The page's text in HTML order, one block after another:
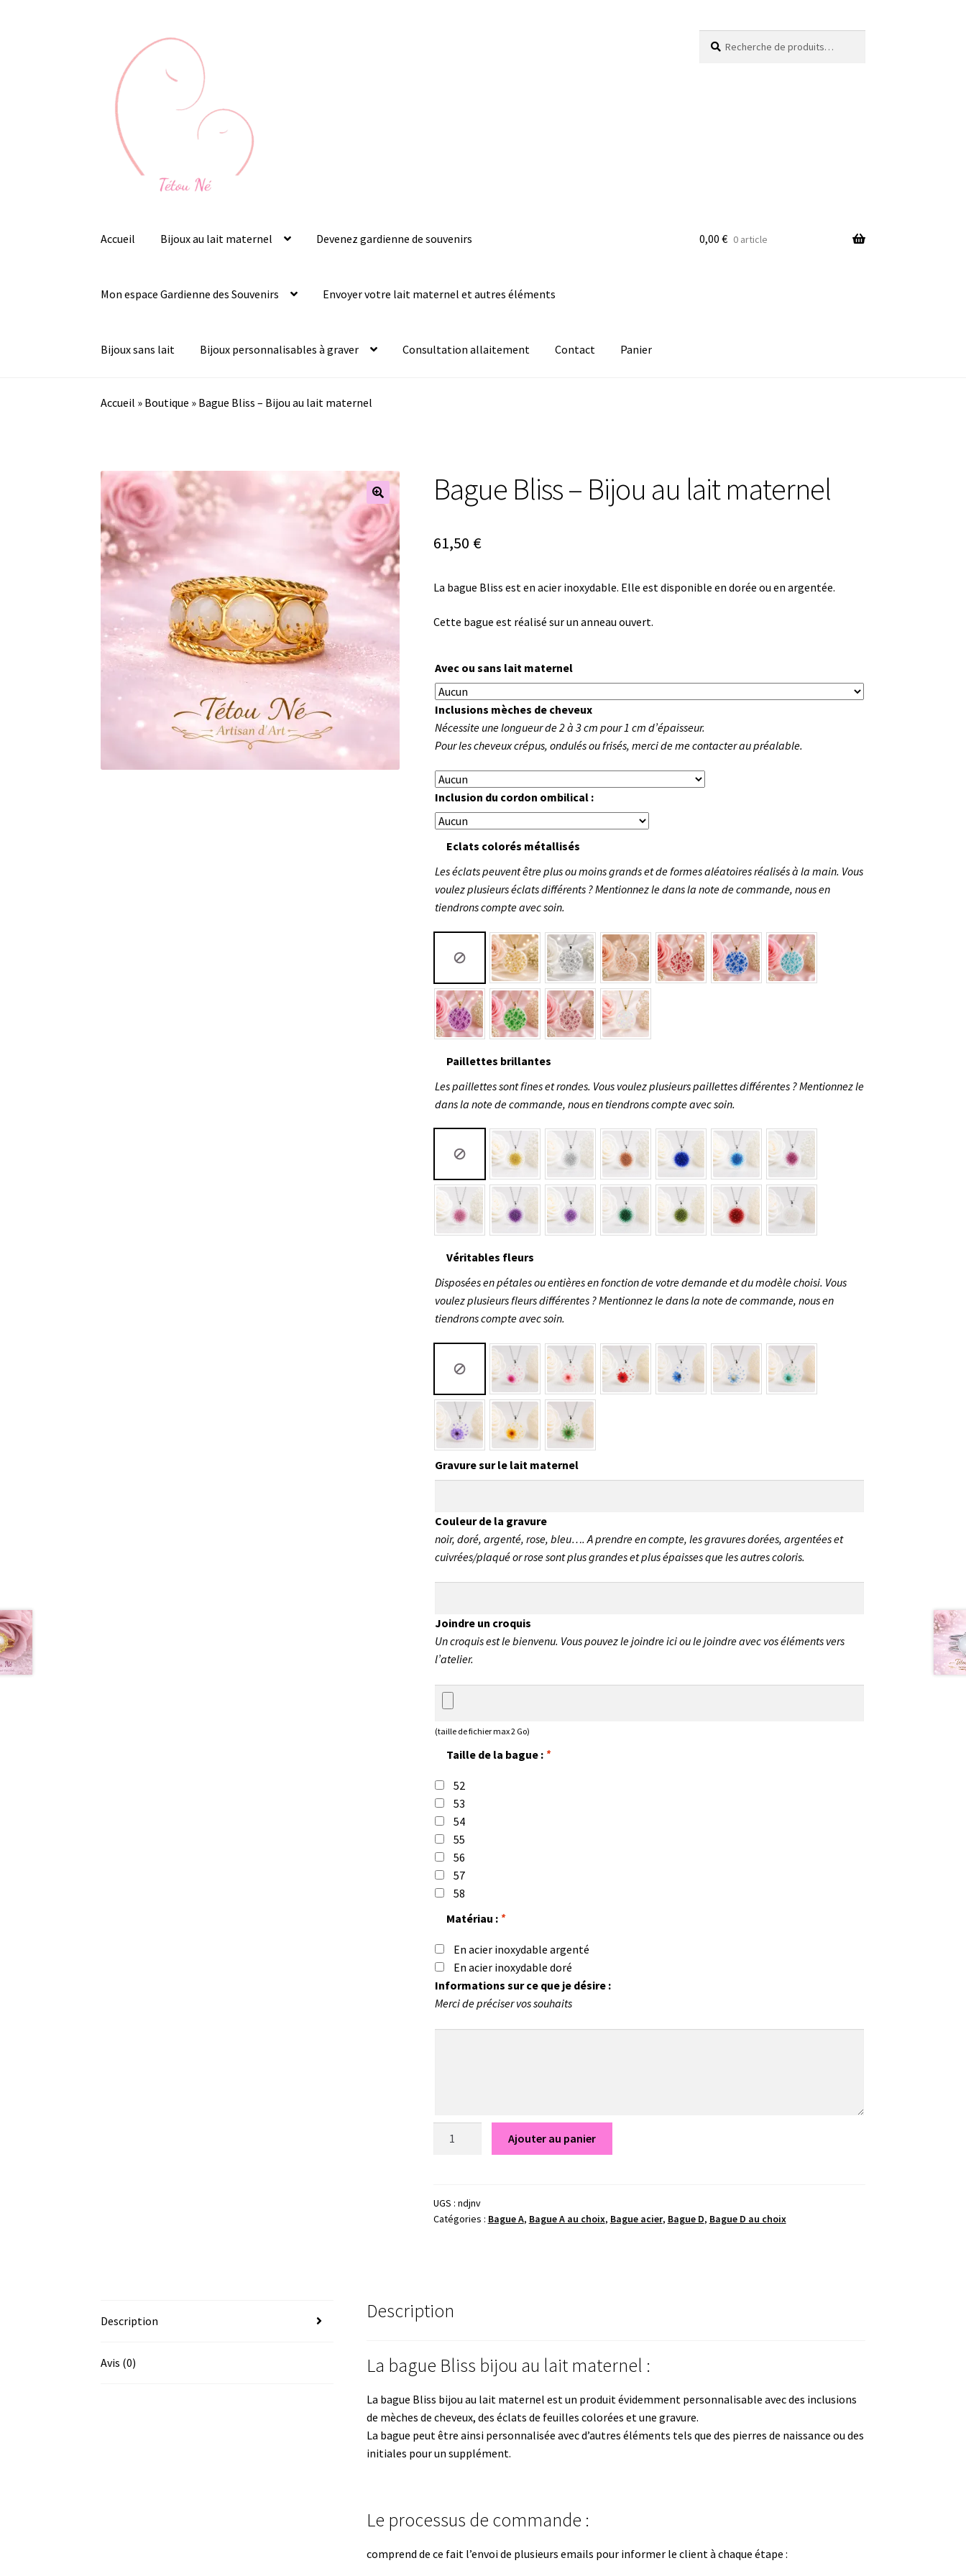
navigation
contenu
pour :
Accueil Bijoux au lait maternel Devenez gardienne de souvenirs
Mon espace Gardienne des Souvenirs Envoyer votre lait maternel et autres éléments
Bijoux sans lait Bijoux personnalisables à graver Consultation allaitement Contact Panier
0,00 € 0 article
Accueil » Boutique » Bague Bliss – Bijou au lait maternel
🔍
Bague Bliss – Bijou au lait maternel
61,50 €
La bague Bliss est en acier inoxydable. Elle est disponible en dorée ou en argentée.
Cette bague est réalisé sur un anneau ouvert.
Avec ou sans lait maternel
Inclusions mèches de cheveux
Nécessite une longueur de 2 à 3 cm pour 1 cm d’épaisseur.
Pour les cheveux crépus, ondulés ou frisés, merci de me contacter au préalable.
Inclusion du cordon ombilical :
Eclats colorés métallisés
Les éclats peuvent être plus ou moins grands et de formes aléatoires réalisés à la main. Vous
voulez plusieurs éclats différents ? Mentionnez le dans la note de commande, nous en
tiendrons compte avec soin.
Paillettes brillantes
Les paillettes sont fines et rondes. Vous voulez plusieurs paillettes différentes ? Mentionnez le
dans la note de commande, nous en tiendrons compte avec soin.
Véritables fleurs
Disposées en pétales ou entières en fonction de votre demande et du modèle choisi. Vous
voulez plusieurs fleurs différentes ? Mentionnez le dans la note de commande, nous en
tiendrons compte avec soin.
Gravure sur le lait maternel
Couleur de la gravure
noir, doré, argenté, rose, bleu…. A prendre en compte, les gravures dorées, argentées et
cuivrées/plaqué or rose sont plus grandes et plus épaisses que les autres coloris.
Joindre un croquis
Un croquis est le bienvenu. Vous pouvez le joindre ici ou le joindre avec vos éléments vers
l’atelier.
(taille de fichier max 2 Go)
Taille de la bague : *
52
53
54
55
56
57
58
Matériau : *
En acier inoxydable argenté
En acier inoxydable doré
Informations sur ce que je désire :
Merci de préciser vos souhaits
-
Bijou
Ajouter au panier
UGS : ndjnv
Catégories : Bague A, Bague A au choix, Bague acier, Bague D, Bague D au choix
Description
Avis (0)
Description
La bague Bliss bijou au lait maternel :
La bague Bliss bijou au lait maternel est un produit évidemment personnalisable avec des inclusions
de mèches de cheveux, des éclats de feuilles colorées et une gravure.
La bague peut être ainsi personnalisée avec d’autres éléments tels que des pierres de naissance ou des
initiales pour un supplément.
Le processus de commande :
comprend de ce fait l’envoi de plusieurs emails pour informer le client à chaque étape :